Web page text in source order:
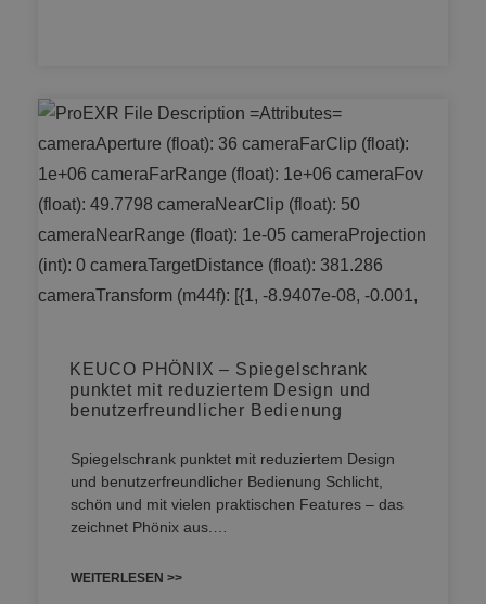
KEUCO PHÖNIX – Spiegelschrank
punktet mit reduziertem Design und
benutzerfreundlicher Bedienung
Spiegelschrank punktet mit reduziertem Design
und benutzerfreundlicher Bedienung Schlicht,
schön und mit vielen praktischen Features – das
zeichnet Phönix aus.…
WEITERLESEN >>